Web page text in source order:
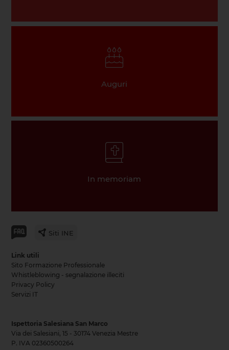
Auguri
In memoriam
Siti INE
Link utili
Sito Formazione Professionale
Whistleblowing - segnalazione illeciti
Privacy Policy
Servizi IT
Ispettoria Salesiana San Marco
Via dei Salesiani, 15 - 30174 Venezia Mestre
P. IVA 02360500264